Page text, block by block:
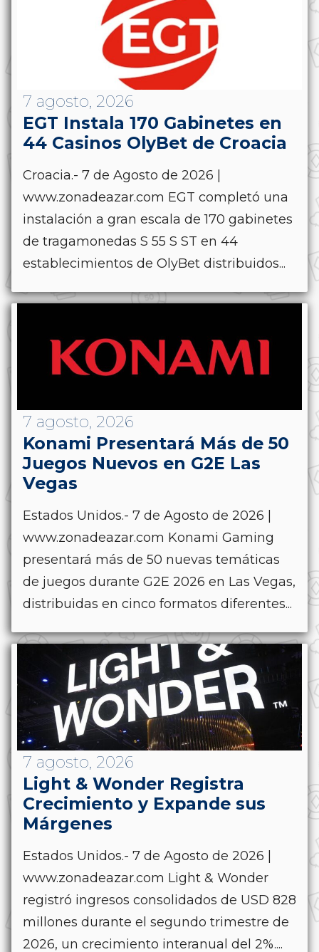
7 agosto, 2026
EGT Instala 170 Gabinetes en
44 Casinos OlyBet de Croacia
Croacia.- 7 de Agosto de 2026 |
www.zonadeazar.com EGT completó una
instalación a gran escala de 170 gabinetes
de tragamonedas S 55 S ST en 44
establecimientos de OlyBet distribuidos...
7 agosto, 2026
Konami Presentará Más de 50
Juegos Nuevos en G2E Las
Vegas
Estados Unidos.- 7 de Agosto de 2026 |
www.zonadeazar.com Konami Gaming
presentará más de 50 nuevas temáticas
de juegos durante G2E 2026 en Las Vegas,
distribuidas en cinco formatos diferentes...
7 agosto, 2026
Light & Wonder Registra
Crecimiento y Expande sus
Márgenes
Estados Unidos.- 7 de Agosto de 2026 |
www.zonadeazar.com Light & Wonder
registró ingresos consolidados de USD 828
millones durante el segundo trimestre de
2026, un crecimiento interanual del 2%....